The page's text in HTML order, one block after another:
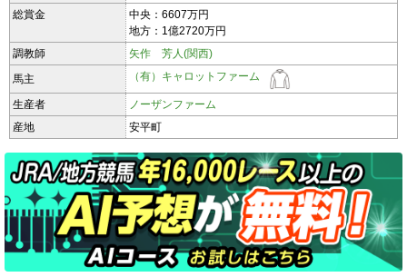
総賞金
中央：6607万円
地方：1億2720万円
調教師
矢作 芳人(関西)
馬主
（有）キャロットファーム
生産者
ノーザンファーム
産地
安平町